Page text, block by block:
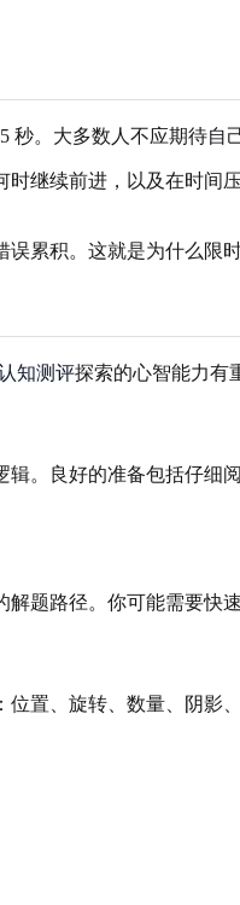
秒。大多数人不应期待
继续前进，以及在时间
累积。这就是为什么限
知测评探索的心智能力有
。良好的准备包括仔细
题路径。你可能需要快
置、旋转、数量、阴影